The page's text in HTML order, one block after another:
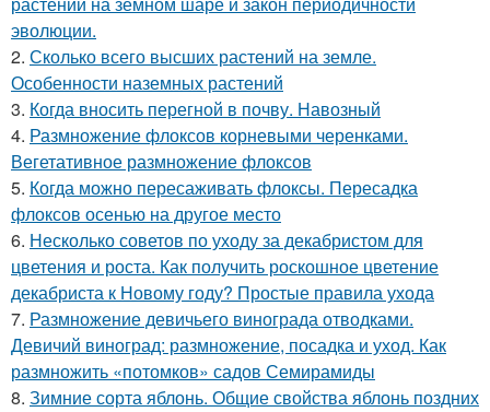
эволюции.
2. Сколько всего высших растений на земле.
Особенности наземных растений
3. Когда вносить перегной в почву. Навозный
4. Размножение флоксов корневыми черенками.
Вегетативное размножение флоксов
5. Когда можно пересаживать флоксы. Пересадка
флоксов осенью на другое место
6. Несколько советов по уходу за декабристом для
цветения и роста. Как получить роскошное цветение
декабриста к Новому году? Простые правила ухода
7. Размножение девичьего винограда отводками.
Девичий виноград: размножение, посадка и уход. Как
размножить «потомков» садов Семирамиды
8. Зимние сорта яблонь. Общие свойства яблонь поздних